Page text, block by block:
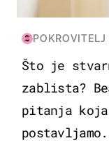
POKROVITELJ
Što je
zablista?
pitanja